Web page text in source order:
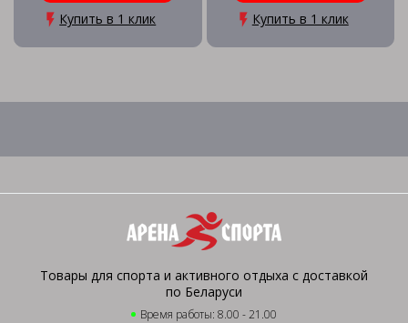
Купить в 1 клик Купить в 1 клик
Товары для спорта и активного отдыха с доставкой
по Беларуси
Время работы: 8.00 - 21.00